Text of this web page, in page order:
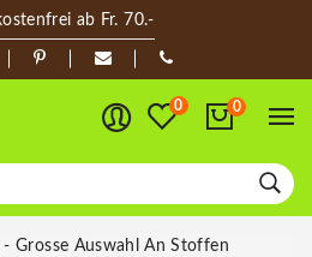
ab Fr. 70.-
0 0
Grosse Auswahl An Stoffen